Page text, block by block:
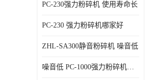
PC-230强力粉碎机 使用寿命长
PC-230 强力粉碎机哪家好
ZHL-SA300静音粉碎机 噪音低
噪音低 PC-1000强力粉碎机直供